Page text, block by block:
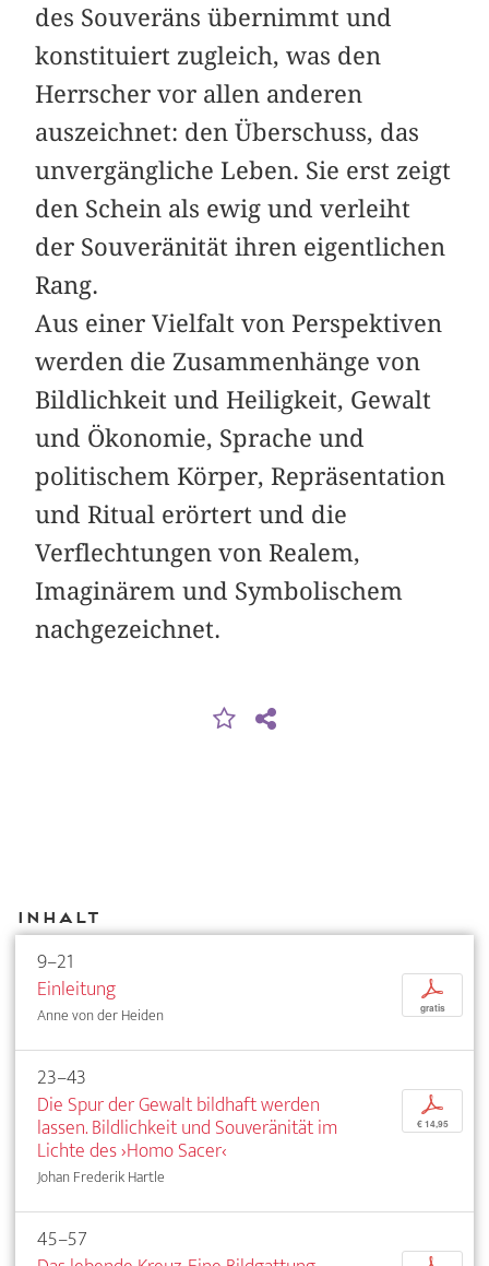
des Souveräns übernimmt und
konstituiert zugleich, was den
Herrscher vor allen anderen
auszeichnet: den Überschuss, das
unvergängliche Leben. Sie erst zeigt
den Schein als ewig und verleiht
der Souveränität ihren eigentlichen
Rang.
Aus einer Vielfalt von Perspektiven
werden die Zusammenhänge von
Bildlichkeit und Heiligkeit, Gewalt
und Ökonomie, Sprache und
politischem Körper, Repräsentation
und Ritual erörtert und die
Verflechtungen von Realem,
Imaginärem und Symbolischem
nachgezeichnet.
Inhalt
9–21
Einleitung
Anne von der Heiden
p
gratis
23–43
Die Spur der Gewalt bildhaft werden
lassen. Bildlichkeit und Souveränität im
Lichte des ›Homo Sacer‹
Johan Frederik Hartle
p
€ 14,95
45–57